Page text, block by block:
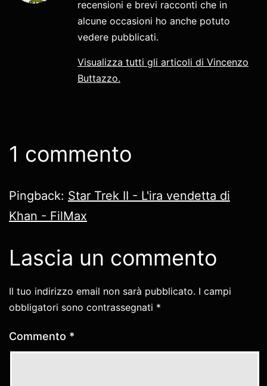
recensioni e brevi racconti che in
alcune occasioni ho anche potuto
vedere pubblicati.
Visualizza tutti gli articoli di Vincenzo
Buttazzo.
1 commento
Pingback: Star Trek II - L'ira vendetta di
Khan - FilMax
Lascia un commento
Il tuo indirizzo email non sarà pubblicato. I campi
obbligatori sono contrassegnati *
Commento *